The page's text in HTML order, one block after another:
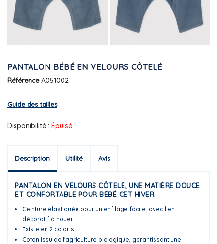
PANTALON BÉBÉ EN VELOURS CÔTELÉ
Référence A051002
Guide des tailles
Disponibilité : Épuisé
Description Utilité Avis
PANTALON EN VELOURS CÔTELÉ, UNE MATIÈRE DOUCE
ET CONFORTABLE POUR BÉBÉ CET HIVER.
Ceinture élastiquée pour un enfilage facile, avec lien
décoratif à nouer.
Existe en 2 coloris.
Coton issu de l'agriculture biologique, garantissant une